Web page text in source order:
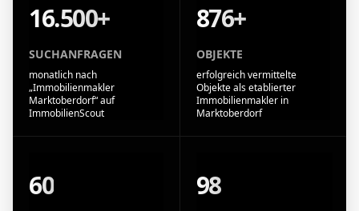
16.500+
SUCHANFRAGEN
monatlich nach
„Immobilienmakler
Marktoberdorf“ auf
ImmobilienScout
876+
OBJEKTE
erfolgreich vermittelte
Objekte als etablierter
Immobilienmakler in
Marktoberdorf
60 98